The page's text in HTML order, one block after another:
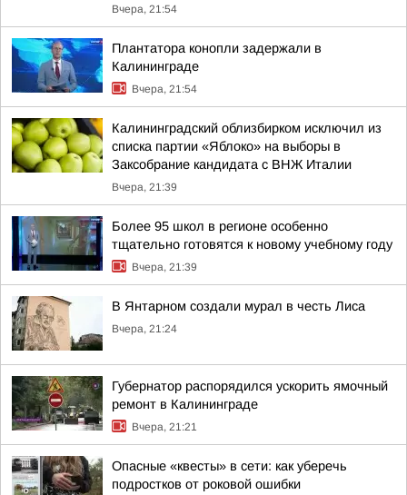
Вчера, 21:54
Плантатора конопли задержали в
Калининграде
Вчера, 21:54
Калининградский облизбирком исключил из
списка партии «Яблоко» на выборы в
Заксобрание кандидата с ВНЖ Италии
Вчера, 21:39
Более 95 школ в регионе особенно
тщательно готовятся к новому учебному году
Вчера, 21:39
В Янтарном создали мурал в честь Лиса
Вчера, 21:24
Губернатор распорядился ускорить ямочный
ремонт в Калининграде
Вчера, 21:21
Опасные «квесты» в сети: как уберечь
подростков от роковой ошибки